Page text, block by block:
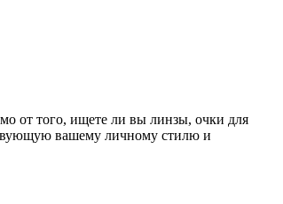
от того, ищете ли вы линзы, очки для
вашему личному стилю и